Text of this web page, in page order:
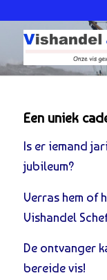
Een uniek
Is er iemand
jubileum?
Verras hem of
Vishandel
De ontvanger
bereide vis!